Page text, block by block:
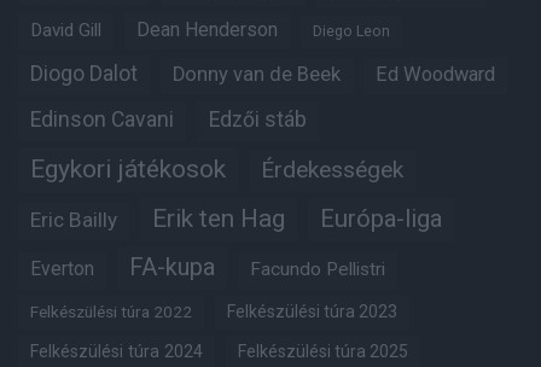
David Gill Dean Henderson Diego Leon
Diogo Dalot Donny van de Beek Ed Woodward
Edinson Cavani Edzői stáb
Egykori játékosok Érdekességek
Eric Bailly Erik ten Hag Európa-liga
Everton FA-kupa Facundo Pellistri
Felkészülési túra 2022 Felkészülési túra 2023
Felkészülési túra 2024 Felkészülési túra 2025